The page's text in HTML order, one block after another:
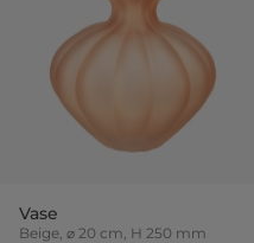
Vase
Beige, ⌀ 20 cm, H 250 mm